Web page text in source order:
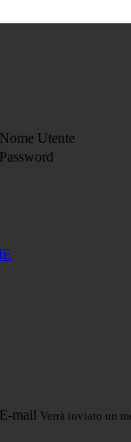
Nome Utente
Password
E-mail Verrà inviato un